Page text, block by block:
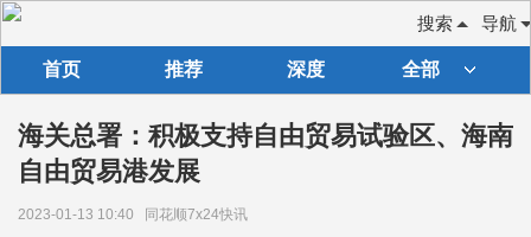
导航
搜索
首页 推荐 深度 全部
海关总署：积极支持自由贸易试验区、海南
自由贸易港发展
2023-01-13 10:40 同花顺7x24快讯